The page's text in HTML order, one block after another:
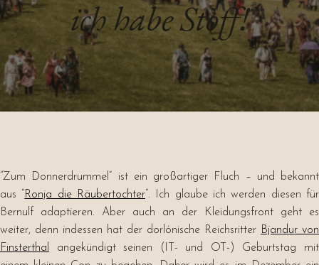
ich habe Stoff!
“Zum Donnerdrummel” ist ein großartiger Fluch – und bekannt
aus “
Ronja die Räubertochter “. Ich glaube ich werden diesen für
Bernulf adaptieren. Aber auch an der Kleidungsfront geht es
weiter, denn indessen hat der dorlónische Reichsritter Bjandur von
Finsterthal
angekündigt seinen (IT- und OT-) Geburtstag mit